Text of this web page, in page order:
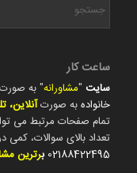
ساعت کار
سایت"مشاورانه" به صورت 24 ساعته در زمینه های
خانوادهبه صورتآنلاین،
تمام صفحات مرتبط می
تعداد بالای سوالات، کمی
02188422495 برترین